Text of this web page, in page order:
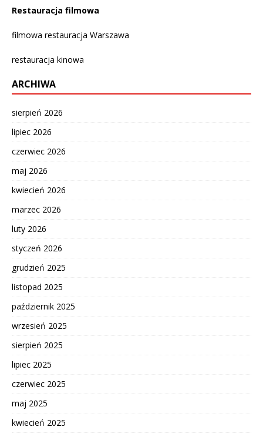
Restauracja filmowa
filmowa restauracja Warszawa
restauracja kinowa
ARCHIWA
sierpień 2026
lipiec 2026
czerwiec 2026
maj 2026
kwiecień 2026
marzec 2026
luty 2026
styczeń 2026
grudzień 2025
listopad 2025
październik 2025
wrzesień 2025
sierpień 2025
lipiec 2025
czerwiec 2025
maj 2025
kwiecień 2025